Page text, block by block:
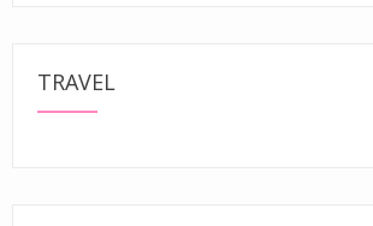
TRAVEL